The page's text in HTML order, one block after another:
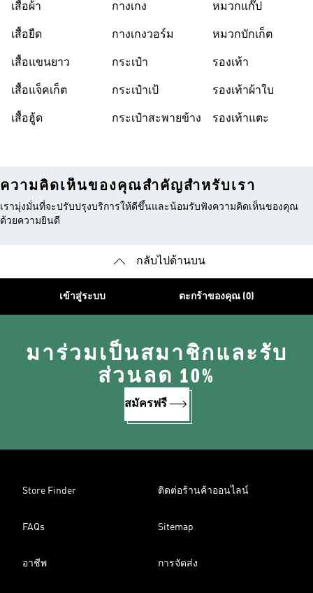
เสื้อผ้า
เสื้อยืด
เสื้อแขนยาว
เสื้อแจ็คเก็ต
เสื้อฮู้ด
กางเกง
กางเกงวอร์ม
กระเป๋า
กระเป๋าเป้
กระเป๋าสะพายข้าง
หมวกแก๊ป
หมวกบักเก็ต
รองเท้า
รองเท้าผ้าใบ
รองเท้าแตะ
ความคิดเห็นของคุณสำคัญสำหรับเรา
เรามุ่งมั่นที่จะปรับปรุงบริการให้ดีขึ้นและน้อมรับฟังความคิดเห็นของคุณ
ด้วยความยินดี
กลับไปด้านบน
เข้าสู่ระบบ ตะกร้าของคุณ (0)
มาร่วมเป็นสมาชิกและรับ
ส่วนลด 10%
สมัครฟรี
Store Finder ติดต่อร้านค้าออนไลน์
FAQs Sitemap
อาชีพ การจัดส่ง